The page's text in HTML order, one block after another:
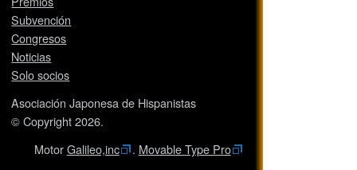
Subvención
Congresos
Noticias
Solo socios
Asociación Japonesa de Hispanistas
© Copyright 2026.
MotorGalileo,inc . Movable Type Pro